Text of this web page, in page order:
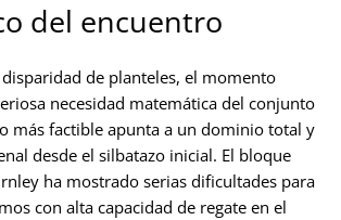
del encuentro
de planteles, el momento
necesidad matemática del conjunto
más factible apunta a un dominio total y
desde el silbatazo inicial. El bloque
ha mostrado serias dificultades para
con alta capacidad de regate en el